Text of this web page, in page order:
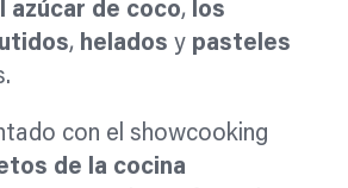
azúcar de coco, los
, helados y pasteles
con el showcooking
de la cocina